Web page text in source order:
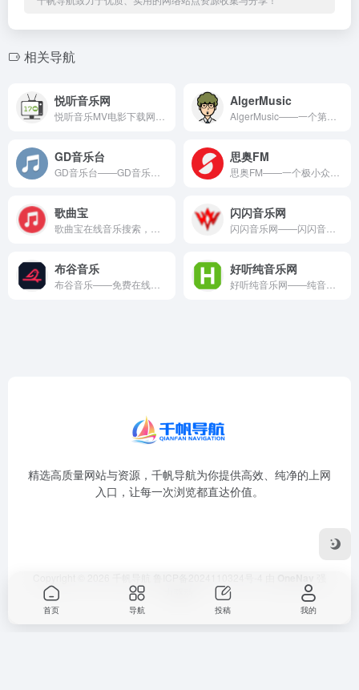
相关导航
悦听音乐网 AlgerMusic
GD音乐台 思奥FM
歌曲宝 闪闪音乐网
布谷音乐 好听纯音乐网
精选高质量网站与资源，千帆导航为你提供高效、纯净的上网
入口，让每一次浏览都直达价值。
首页 导航 投稿 我的